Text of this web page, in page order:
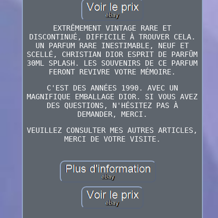
EXTRÊMEMENT VINTAGE RARE ET
DISCONTINUÉ, DIFFICILE À TROUVER CELA.
UN PARFUM RARE INESTIMABLE, NEUF ET
SCELLÉ, CHRISTIAN DIOR ESPRIT DE PARFÜM
30ML SPLASH. LES SOUVENIRS DE CE PARFUM
FERONT REVIVRE VOTRE MÉMOIRE.
C'EST DES ANNÉES 1990. AVEC UN
MAGNIFIQUE EMBALLAGE DIOR. SI VOUS AVEZ
DES QUESTIONS, N'HÉSITEZ PAS À
DEMANDER, MERCI.
VEUILLEZ CONSULTER MES AUTRES ARTICLES,
MERCI DE VOTRE VISITE.